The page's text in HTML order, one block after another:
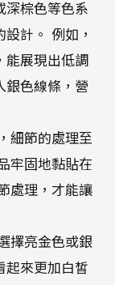
深棕色等色系
計。 例如，
能展現出低調
銀色線條，營
細節的處理至
牢固地黏貼在
處理，才能讓
擇亮金色或銀
起來更加白皙